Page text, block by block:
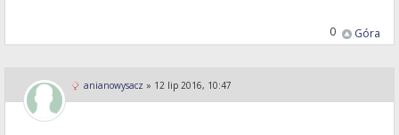
Góra
0
anianowysacz » 12 lip 2016, 10:47